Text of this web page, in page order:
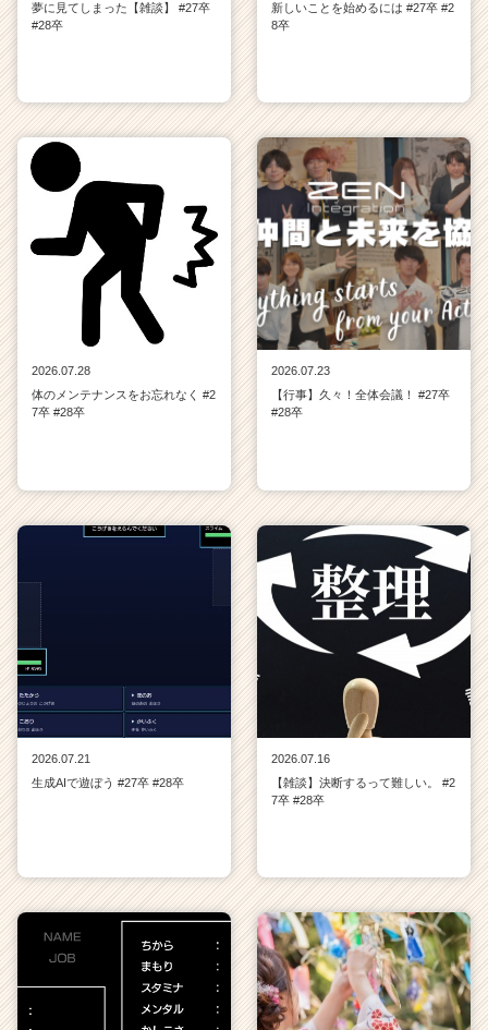
夢に見てしまった【雑談】 #27卒
#28卒
新しいことを始めるには #27卒 #2
8卒
2026.07.28
体のメンテナンスをお忘れなく #2
7卒 #28卒
2026.07.23
【行事】久々！全体会議！ #27卒
#28卒
2026.07.21
生成AIで遊ぼう #27卒 #28卒
2026.07.16
【雑談】決断するって難しい。 #2
7卒 #28卒